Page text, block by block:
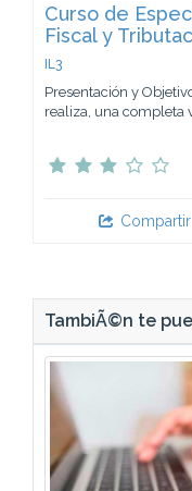
Curso de
Fiscal y
IL3
Presentación y
realiza, una completa
Compartir
TambiÃ©n te